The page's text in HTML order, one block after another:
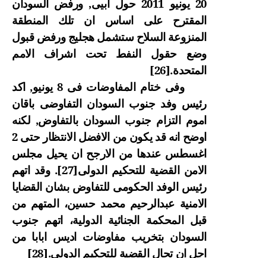
20 يونيو 2011 حول ابيى, ورفض السودان
المقترح على اساس ان تلك المنطقة
المنزوعة السلاح ستشمل هجليج ورفض قبول
وضع حقول النفط تحت اشراف الامم
المتحدة.[26]
وفى ختام المفاوضات فى 8 يونيو, اكد
رئيس وفد جنوب السودان التفاوضى باقان
اموم التزام جنوب السودان بالتفاوض, لكنه
اوضح انه قد يكون من الافضل الانتظار حتى 2
اغسطس عندها من الارجح ان يحيل مجلس
الامن القضية للتحكيم الدولى[27] . وقد اتهم
رئيس الوفد الحكومى للتفاوض بشان القضايا
الامنية عبدالرحيم محمد حسين، المتهم من
قبل المحكمة الجنائية الدولية، اتهم جنوب
السودان بتخريب مفاوضات اديس ابابا من
اجل ان تحال القضية للتحكيم الدولى.[28]